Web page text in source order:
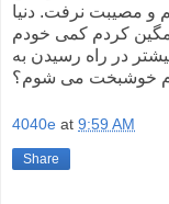
و مصیبت نرفت. دنیا
کردم کمی خودم
در راه رسیدن به
خوشبخت می شوم؟
4040e at 9:59 AM
Share